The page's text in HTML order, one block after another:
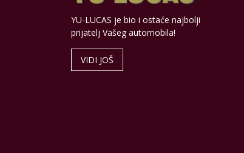
YU-LUCAS je bio i ostaće najbolji
prijatelj Vašeg automobila!
VIDI JOŠ